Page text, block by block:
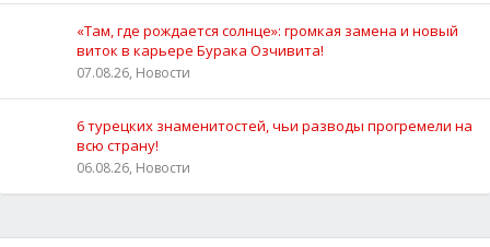
«Там, где рождается солнце»: громкая замена и новый
виток в карьере Бурака Озчивита!
07.08.26, Новости
6 турецких знаменитостей, чьи разводы прогремели на
всю страну!
06.08.26, Новости